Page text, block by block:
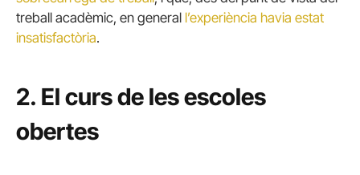
treball acadèmic, en general l’experiència havia estat
insatisfactòria.
2. El curs de les escoles
obertes